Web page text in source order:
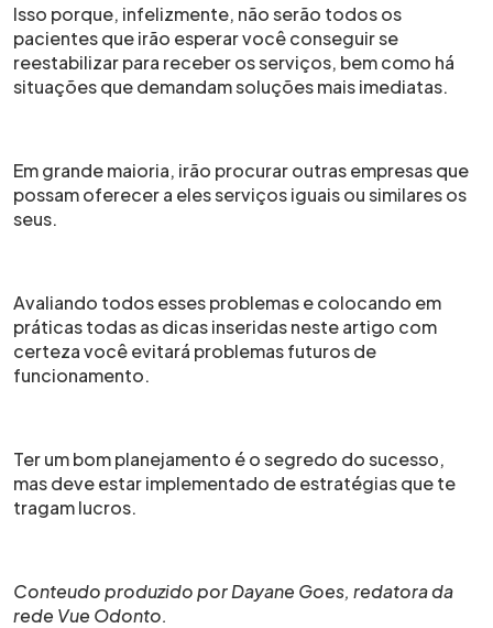
Isso porque, infelizmente, não serão todos os
pacientes que irão esperar você conseguir se
reestabilizar para receber os serviços, bem como há
situações que demandam soluções mais imediatas.
Em grande maioria, irão procurar outras empresas que
possam oferecer a eles serviços iguais ou similares os
seus.
Avaliando todos esses problemas e colocando em
práticas todas as dicas inseridas neste artigo com
certeza você evitará problemas futuros de
funcionamento.
Ter um bom planejamento é o segredo do sucesso,
mas deve estar implementado de estratégias que te
tragam lucros.
Conteudo produzido por Dayane Goes, redatora da
rede Vue Odonto.